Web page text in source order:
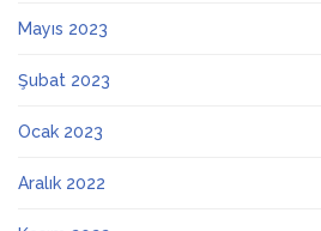
Mayıs 2023
Şubat 2023
Ocak 2023
Aralık 2022